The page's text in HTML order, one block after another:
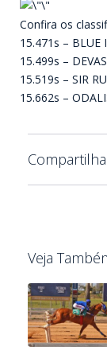
Confira os
15.471s – BLUE
15.499s –
15.519s – SIR
15.662s –
Veja